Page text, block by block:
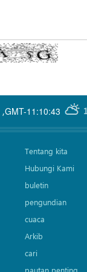
GMT-11:10:43
,
Tentang kita
Hubungi Kami
buletin
pengundian
cuaca
Arkib
cari
pautan penting